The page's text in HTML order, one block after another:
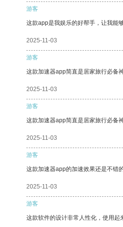
游客
这款app是我娱乐的好帮手，让我能
2025-11-03
游客
这款加速器app简直是居家旅行必备
2025-11-03
游客
这款加速器app简直是居家旅行必备
2025-11-03
游客
这款加速器app的加速效果还是不错
2025-11-03
游客
这款软件的设计非常人性化，使用起